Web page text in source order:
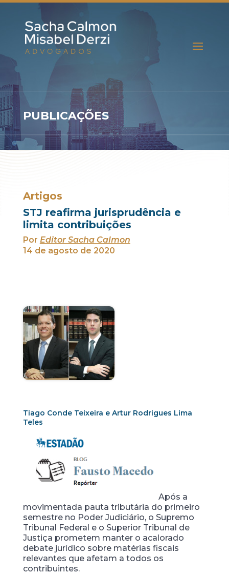
PUBLICAÇÕES
Artigos
STJ reafirma jurisprudência e
limita contribuições
Por Editor Sacha Calmon
14 de agosto de 2020
Tiago Conde Teixeira e Artur Rodrigues Lima
Teles
Após a
movimentada pauta tributária do primeiro
semestre no Poder Judiciário, o Supremo
Tribunal Federal e o Superior Tribunal de
Justiça prometem manter o acalorado
debate jurídico sobre matérias fiscais
relevantes que afetam a todos os
contribuintes.